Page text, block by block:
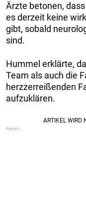
Ärzte betonen,
es derzeit keine
gibt, sobald
sind.
Hummel erklärte,
Team als auch die
herzzerreißenden
aufzuklären.